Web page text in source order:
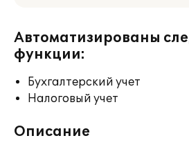
Автоматизированы
функции:
Бухгалтерский учет
Налоговый учет
Описание